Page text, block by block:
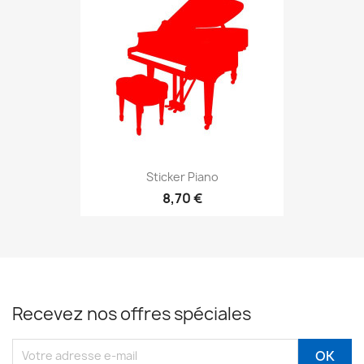
Sticker Piano
8,70 €
Recevez nos offres spéciales